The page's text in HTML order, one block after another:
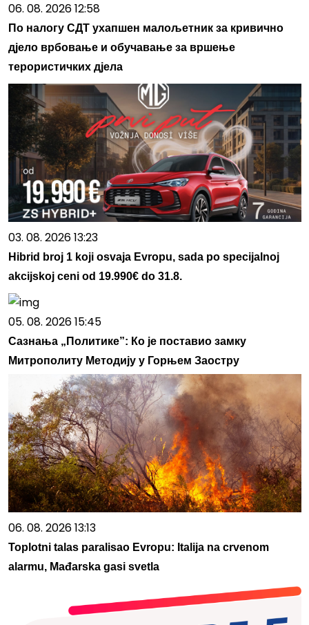
06. 08. 2026 12:58
По налогу СДТ ухапшен малољетник за кривично
д‌јело врбовање и обучавање за вршење
терористичких д‌јела
03. 08. 2026 13:23
Hibrid broj 1 koji osvaja Evropu, sada po specijalnoj
akcijskoj ceni od 19.990€ do 31.8.
05. 08. 2026 15:45
Сазнања „Политике”: Ко је поставио замку
Митрополиту Методију у Горњем Заостру
06. 08. 2026 13:13
Toplotni talas paralisao Evropu: Italija na crvenom
alarmu, Mađarska gasi svetla